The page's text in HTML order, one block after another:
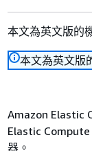
本文為英文版的
本文為英文版
Amazon Elastic
Elastic Compute
器。